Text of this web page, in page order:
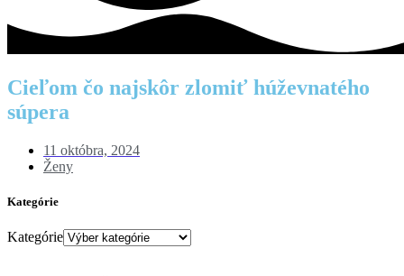
Cieľom čo najskôr zlomiť húževnatého
súpera
11 októbra, 2024
Ženy
Kategórie
Kategórie